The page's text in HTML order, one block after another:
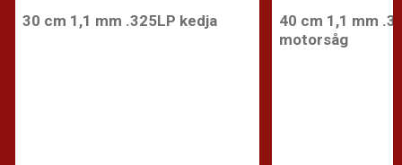
30 cm 1,1 mm .325LP kedja
40 cm 1,1 mm
motorsåg